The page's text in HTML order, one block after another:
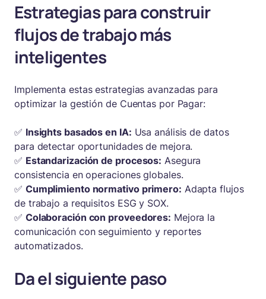
Estrategias para construir
flujos de trabajo más
inteligentes
Implementa estas estrategias avanzadas para
optimizar la gestión de Cuentas por Pagar:
✅ Insights basados en IA: Usa análisis de datos
para detectar oportunidades de mejora.
✅ Estandarización de procesos: Asegura
consistencia en operaciones globales.
✅ Cumplimiento normativo primero: Adapta flujos
de trabajo a requisitos ESG y SOX.
✅ Colaboración con proveedores: Mejora la
comunicación con seguimiento y reportes
automatizados.
Da el siguiente paso